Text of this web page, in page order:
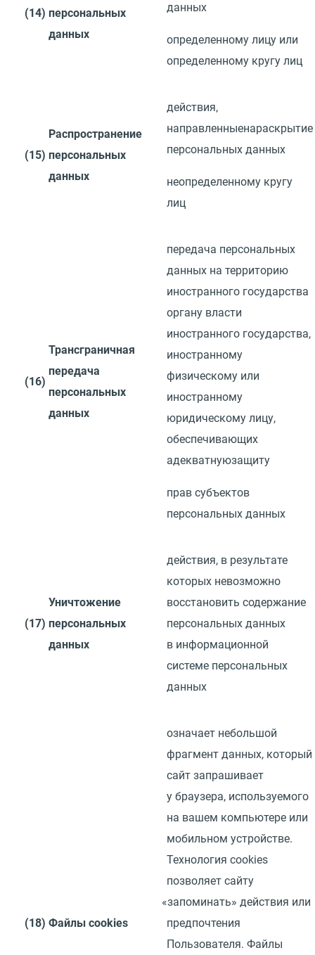
(14) персональных
данных
данных
определенному лицу или
определенному кругу лиц
(15)
Распространение
персональных
данных
действия,
направленныенараскрытие
персональных данных
неопределенному кругу
лиц
(16)
Трансграничная
передача
персональных
данных
передача персональных
данных на территорию
иностранного государства
органу власти
иностранного государства,
иностранному
физическому или
иностранному
юридическому лицу,
обеспечивающих
адекватнуюзащиту
прав субъектов
персональных данных
(17)
Уничтожение
персональных
данных
действия, в результате
которых невозможно
восстановить содержание
персональных данных
в информационной
системе персональных
данных
(18) Файлы cookies
означает небольшой
фрагмент данных, который
сайт запрашивает
у браузера, используемого
на вашем компьютере или
мобильном устройстве.
Технология cookies
позволяет сайту
«запоминать» действия или
предпочтения
Пользователя. Файлы